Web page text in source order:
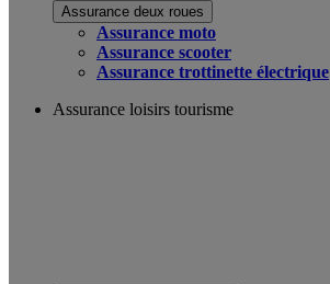
Assurance deux roues
Assurance moto
Assurance scooter
Assurance trottinette électrique
Assurance loisirs tourisme